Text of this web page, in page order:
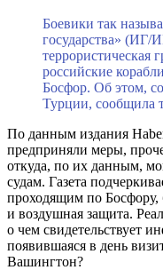
Боевики так
государства»
террористическая
российские
Босфор. Об этом,
Турции, сообщила
По данным издания
предприняли меры,
откуда, по их данным,
судам. Газета
проходящим по Босфору,
и воздушная защита.
о чем свидетельствует
появившаяся в день
Вашингтон?